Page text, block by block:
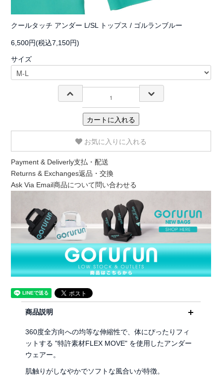
クールタッチ アンダー L/SL トップス / ゴルランブルー
6,500円(税込7,150円)
サイズ
カートに入れる
お気に入りに入れる
Payment & Deliverly支払・配送
Returns & Exchanges返品・交換
Ask Via Email商品について問い合わせる
商品説明
360度全方向への均等な伸縮性で、体にぴったりフィ
ットする "特許素材FLEX MOVE" を使用したアンダー
ウェアー。
肌触りがしなやかでソフトな風合いが特徴。